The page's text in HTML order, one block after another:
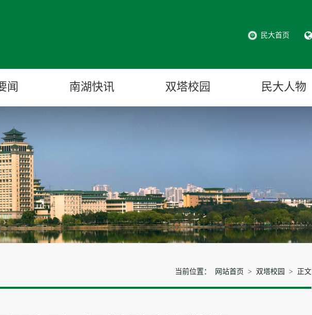
民大首页
闻 南湖快讯 双塔校园 民大人物
当前位置： 网站首页 > 双塔校园 > 正文